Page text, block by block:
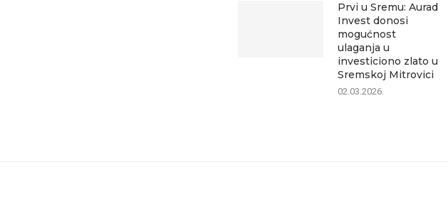
Prvi u Sremu: Aurad
Invest donosi
mogućnost
ulaganja u
investiciono zlato u
Sremskoj Mitrovici
02.03.2026.